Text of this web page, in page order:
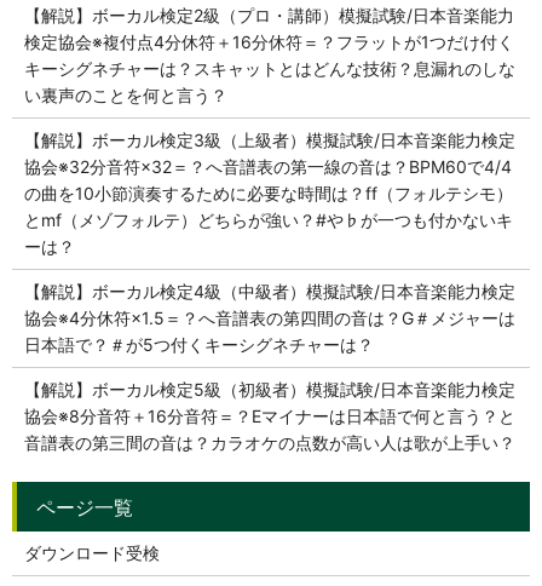
【解説】ボーカル検定2級（プロ・講師）模擬試験/日本音楽能力
検定協会※複付点4分休符＋16分休符＝？フラットが1つだけ付く
キーシグネチャーは？スキャットとはどんな技術？息漏れのしな
い裏声のことを何と言う？
【解説】ボーカル検定3級（上級者）模擬試験/日本音楽能力検定
協会※32分音符×32＝？へ音譜表の第一線の音は？BPM60で4/4
の曲を10小節演奏するために必要な時間は？ff（フォルテシモ）
とmf（メゾフォルテ）どちらが強い？#や♭が一つも付かないキ
ーは？
【解説】ボーカル検定4級（中級者）模擬試験/日本音楽能力検定
協会※4分休符×1.5＝？へ音譜表の第四間の音は？G＃メジャーは
日本語で？＃が5つ付くキーシグネチャーは？
【解説】ボーカル検定5級（初級者）模擬試験/日本音楽能力検定
協会※8分音符＋16分音符＝？Eマイナーは日本語で何と言う？と
音譜表の第三間の音は？カラオケの点数が高い人は歌が上手い？
ダウンロード受検